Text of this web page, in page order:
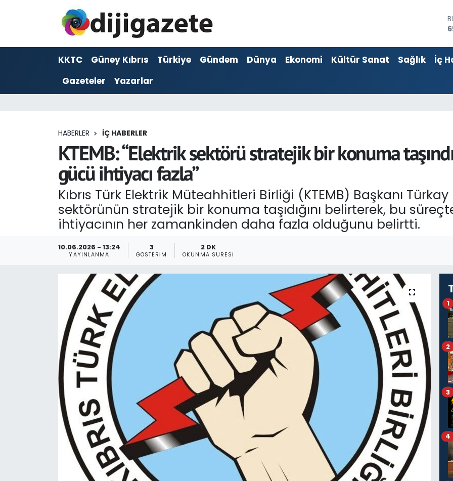
KKTC Güney Kıbrıs Türkiye Gündem Dünya Ekonomi Kültür Sanat Sağlık
İç
Gazeteler
Yazarlar
HABERLER İÇ HABERLER
KTEMB: “Elektrik sektörü stratejik bir konuma
gücü ihtiyacı fazla”
Kıbrıs Türk Elektrik Müteahhitleri Birliği (KTEMB) Başkanı Türkay
sektörünün stratejik bir konuma taşıdığını belirterek, bu
ihtiyacının her zamankinden daha fazla olduğunu belirtti.
10.06.2026 - 13:24
YAYINLANMA
3
GÖSTERIM
2 DK
OKUNMA SÜRESI
1
2
3
4
ADVERTORIAL
Dijigazete
Foto Galeri
Güncel
Gündem
KKTC YEREL SEÇİM 2018
Kültür Sanat
Magazin
Nöbetçi Eczaneler
Otomobil Dünyası
Hava Durumu
Trafik Durumu
Son Dakika Haberleri
Haber Arşivi